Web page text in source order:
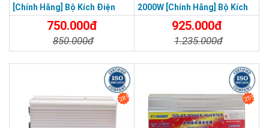
[Chính Hãng] Bộ Kích Điện
Đổi Điện 1200W 12V Lên 220V
- Máy Kích Điện Chống Ngược
Cực Sin Mô Phỏng [Chính
Hãng]
750.000đ
850.000đ
2000W [Chính Hãng] Bộ Kích
Điện 12V Lên 220V - Máy Kích
Điện Chống Ngược Cực Sin
Mô Phỏng
925.000đ
1.235.000đ
28% 25%